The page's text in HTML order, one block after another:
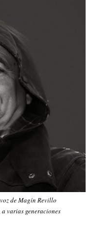
de Magín Revillo
a varias generaciones